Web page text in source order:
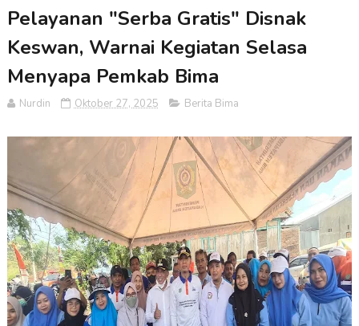
Pelayanan "Serba Gratis" Disnak
Keswan, Warnai Kegiatan Selasa
Menyapa Pemkab Bima
Nurdin Oktober 27, 2025 Berita Bima